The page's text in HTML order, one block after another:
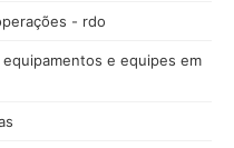
- rdo
e equipes em